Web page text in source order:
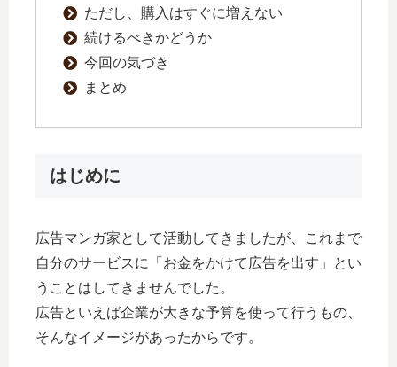
ただし、購入はすぐに増えない
続けるべきかどうか
今回の気づき
まとめ
はじめに
広告マンガ家として活動してきましたが、これまで
自分のサービスに「お金をかけて広告を出す」とい
うことはしてきませんでした。
広告といえば企業が大きな予算を使って行うもの、
そんなイメージがあったからです。